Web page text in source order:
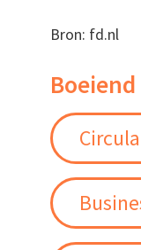
Bron: fd.nl